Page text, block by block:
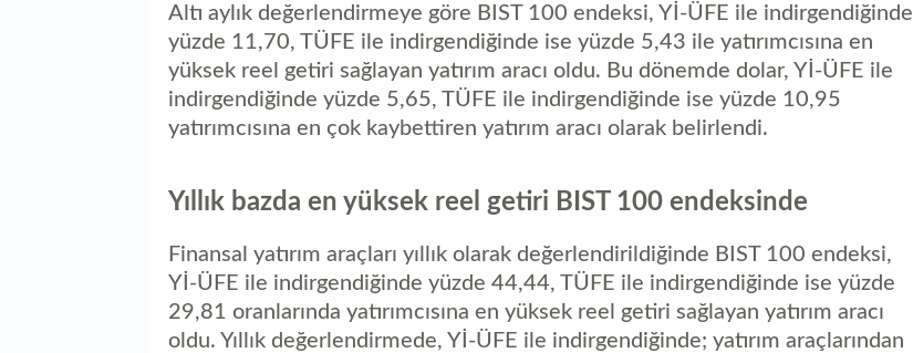
Altı aylık değerlendirmeye göre BIST 100 endeksi, Yİ-ÜFE ile indirgendiğinde
yüzde 11,70, TÜFE ile indirgendiğinde ise yüzde 5,43 ile yatırımcısına en
yüksek reel getiri sağlayan yatırım aracı oldu. Bu dönemde dolar, Yİ-ÜFE ile
indirgendiğinde yüzde 5,65, TÜFE ile indirgendiğinde ise yüzde 10,95
yatırımcısına en çok kaybettiren yatırım aracı olarak belirlendi.
Yıllık bazda en yüksek reel getiri BIST 100 endeksinde
Finansal yatırım araçları yıllık olarak değerlendirildiğinde BIST 100 endeksi,
Yİ-ÜFE ile indirgendiğinde yüzde 44,44, TÜFE ile indirgendiğinde ise yüzde
29,81 oranlarında yatırımcısına en yüksek reel getiri sağlayan yatırım aracı
oldu. Yıllık değerlendirmede, Yİ-ÜFE ile indirgendiğinde; yatırım araçlarından